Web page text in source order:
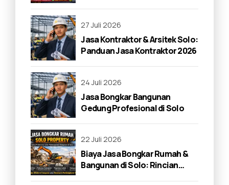
27 Juli 2026
Jasa Kontraktor & Arsitek Solo:
Panduan Jasa Kontraktor 2026
24 Juli 2026
Jasa Bongkar Bangunan
Gedung Profesional di Solo
22 Juli 2026
Biaya Jasa Bongkar Rumah &
Bangunan di Solo: Rincian